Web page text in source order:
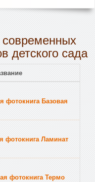
детского сада
фотокнига Базовая
фотокнига Ламинат
фотокнига Термо